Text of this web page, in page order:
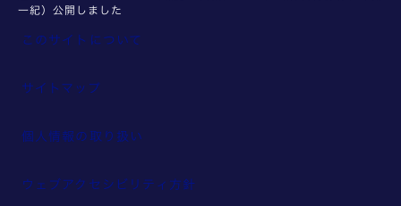
一紀）公開しました
このサイトについて
サイトマップ
個人情報の取り扱い
ウェブアクセシビリティ方針